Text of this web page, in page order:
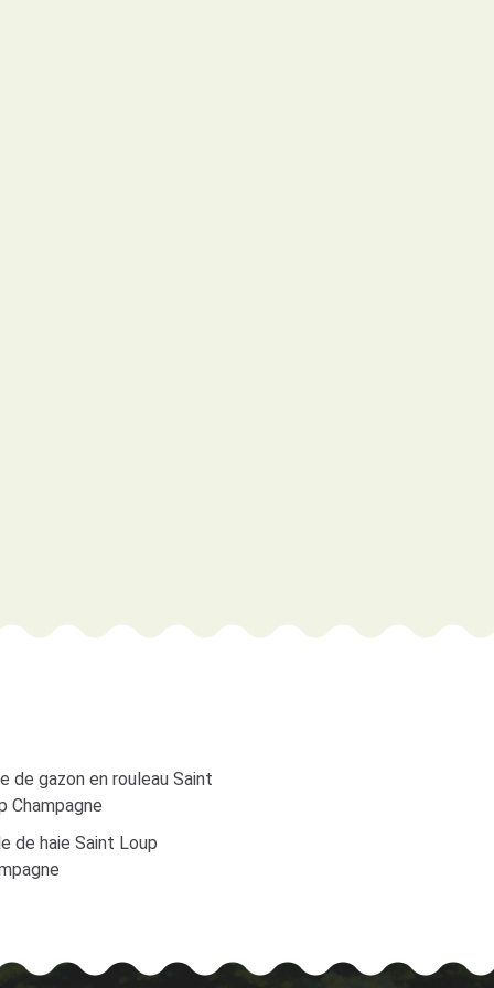
de gazon en rouleau Saint
Champagne
de haie Saint Loup